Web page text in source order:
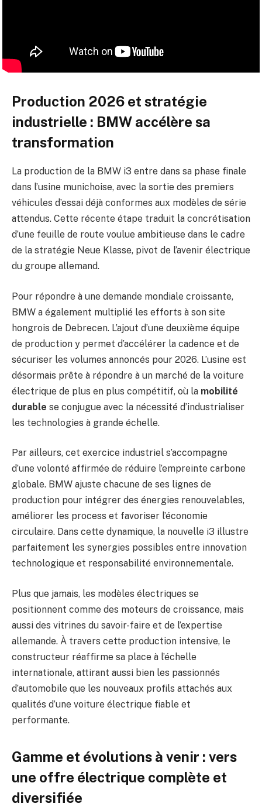
Production 2026 et stratégie
industrielle : BMW accélère sa
transformation
La production de la BMW i3 entre dans sa phase finale
dans l’usine munichoise, avec la sortie des premiers
véhicules d’essai déjà conformes aux modèles de série
attendus. Cette récente étape traduit la concrétisation
d’une feuille de route voulue ambitieuse dans le cadre
de la stratégie Neue Klasse, pivot de l’avenir électrique
du groupe allemand.
Pour répondre à une demande mondiale croissante,
BMW a également multiplié les efforts à son site
hongrois de Debrecen. L’ajout d’une deuxième équipe
de production y permet d’accélérer la cadence et de
sécuriser les volumes annoncés pour 2026. L’usine est
désormais prête à répondre à un marché de la voiture
électrique de plus en plus compétitif, où la mobilité
durable se conjugue avec la nécessité d’industrialiser
les technologies à grande échelle.
Par ailleurs, cet exercice industriel s’accompagne
d’une volonté affirmée de réduire l’empreinte carbone
globale. BMW ajuste chacune de ses lignes de
production pour intégrer des énergies renouvelables,
améliorer les process et favoriser l’économie
circulaire. Dans cette dynamique, la nouvelle i3 illustre
parfaitement les synergies possibles entre innovation
technologique et responsabilité environnementale.
Plus que jamais, les modèles électriques se
positionnent comme des moteurs de croissance, mais
aussi des vitrines du savoir-faire et de l’expertise
allemande. À travers cette production intensive, le
constructeur réaffirme sa place à l’échelle
internationale, attirant aussi bien les passionnés
d’automobile que les nouveaux profils attachés aux
qualités d’une voiture électrique fiable et
performante.
Gamme et évolutions à venir : vers
une offre électrique complète et
diversifiée